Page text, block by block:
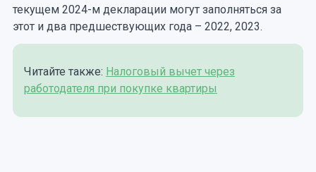
текущем 2024-м декларации могут заполняться за
этот и два предшествующих года – 2022, 2023.
Читайте также: Налоговый вычет через
работодателя при покупке квартиры